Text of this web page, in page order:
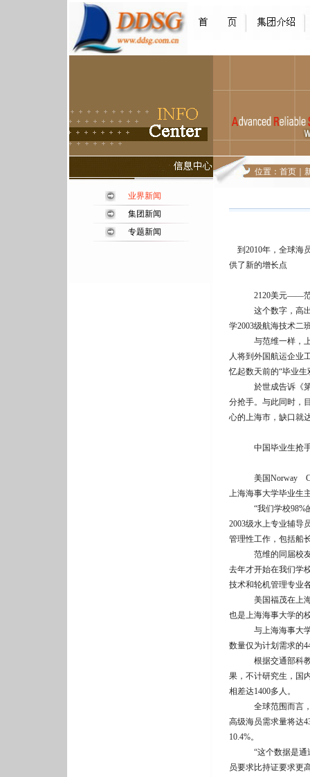
业界新闻
集团新闻
专题新闻
位置： 首页
到2010年，全球海
供了新的增长点
2120美元——范维
这个数字，高出外
学2003级航海技术二
与范维一样，上海
人将到外国航运企业
忆起数天前的“毕业
於世成告诉《第一
分抢手。与此同时，
心的上海市，缺口就
中国毕业生抢
美国Norway
上海海事大学毕业生
“我们学校98%的
2003级水上专业辅导
管理性工作，包括船
范维的同届校友李
去年才开始在我们学
技术和轮机管理专业
美国福茂在上海海
也是上海海事大学的
与上海海事大学情
数量仅为计划需求的
根据交通部科教司
果，不计研究生，国
相差达1400多人。
全球范围而言，波
高级海员需求量将达
10.4%。
“这个数据是通过
员要求比持证要求更